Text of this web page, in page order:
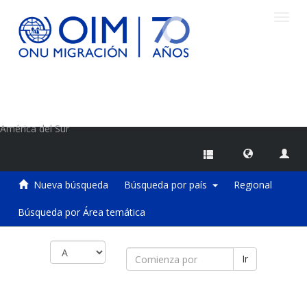
América del Sur
Nueva búsqueda Búsqueda por país Regional
Búsqueda por Área temática
Ir